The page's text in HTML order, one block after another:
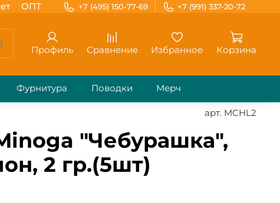
ОПТ +7 (495) 150-77-69 +7 (991) 337-20-72
Профиль Сравнение Избранное Корзина
Фурнитура Поводки Мерч
арт. MCHL2
"Чебурашка",
2 гр.(5шт)